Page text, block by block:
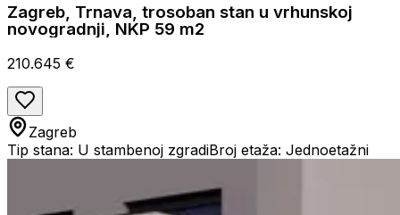
Zagreb, Trnava, trosoban stan u vrhunskoj
novogradnji, NKP 59 m2
210.645 €
Zagreb
Tip stana: U stambenoj zgradiBroj etaža: Jednoetažni